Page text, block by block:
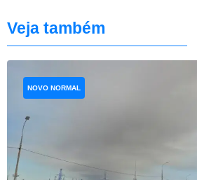
Veja também
NOVO NORMAL